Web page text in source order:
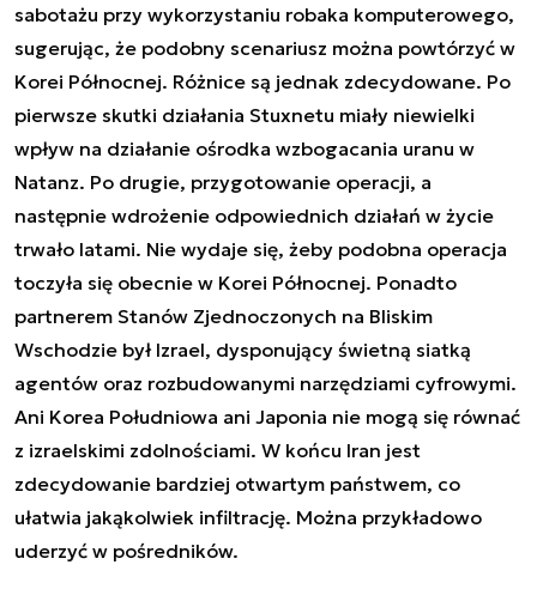
sabotażu przy wykorzystaniu robaka komputerowego,
sugerując, że podobny scenariusz można powtórzyć w
Korei Północnej. Różnice są jednak zdecydowane. Po
pierwsze skutki działania Stuxnetu miały niewielki
wpływ na działanie ośrodka wzbogacania uranu w
Natanz. Po drugie, przygotowanie operacji, a
następnie wdrożenie odpowiednich działań w życie
trwało latami. Nie wydaje się, żeby podobna operacja
toczyła się obecnie w Korei Północnej. Ponadto
partnerem Stanów Zjednoczonych na Bliskim
Wschodzie był Izrael, dysponujący świetną siatką
agentów oraz rozbudowanymi narzędziami cyfrowymi.
Ani Korea Południowa ani Japonia nie mogą się równać
z izraelskimi zdolnościami. W końcu Iran jest
zdecydowanie bardziej otwartym państwem, co
ułatwia jakąkolwiek infiltrację. Można przykładowo
uderzyć w pośredników.